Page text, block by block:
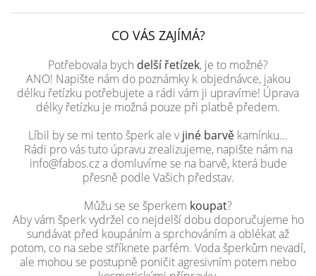
CO VÁS ZAJÍMÁ?
Potřebovala bych delší řetízek, je to možné?
ANO! Napište nám do poznámky k objednávce, jakou
délku řetízku potřebujete a rádi vám ji upravíme! Úprava
délky řetízku je možná pouze při platbě předem.
Líbil by se mi tento šperk ale vjiné barvě kamínku...
Rádi pro vás tuto úpravu zrealizujeme, napište nám na
info@fabos.cz a domluvíme se na barvě, která bude
přesně podle Vašich představ.
Můžu se se šperkem koupat?
Aby vám šperk vydržel co nejdelší dobu doporučujeme ho
sundávat před koupáním a sprchováním a oblékat až
potom, co na sebe stříknete parfém. Voda šperkům nevadí,
ale mohou se postupně poničit agresivním potem nebo